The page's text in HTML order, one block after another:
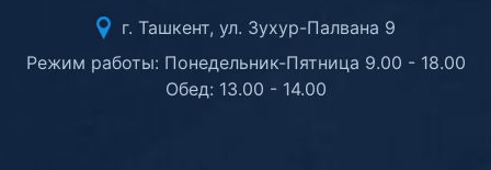
г. Ташкент, ул. Зухур-Палвана 9
Режим работы: Понедельник-Пятница 9.00 - 18.00
Обед: 13.00 - 14.00